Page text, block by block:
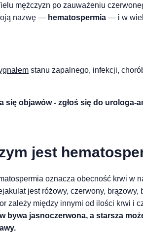
mężczyzn po zauważeniu
nazwę — hematospermia — i w
stanu zapalnego, infekcji,
się objawów - zgłoś się do urologa-
jest
oznacza obecność krwi w
jest różowy, czerwony,
zależy między innymi od ilości krwi i
bywa jasnoczerwona, a starsza